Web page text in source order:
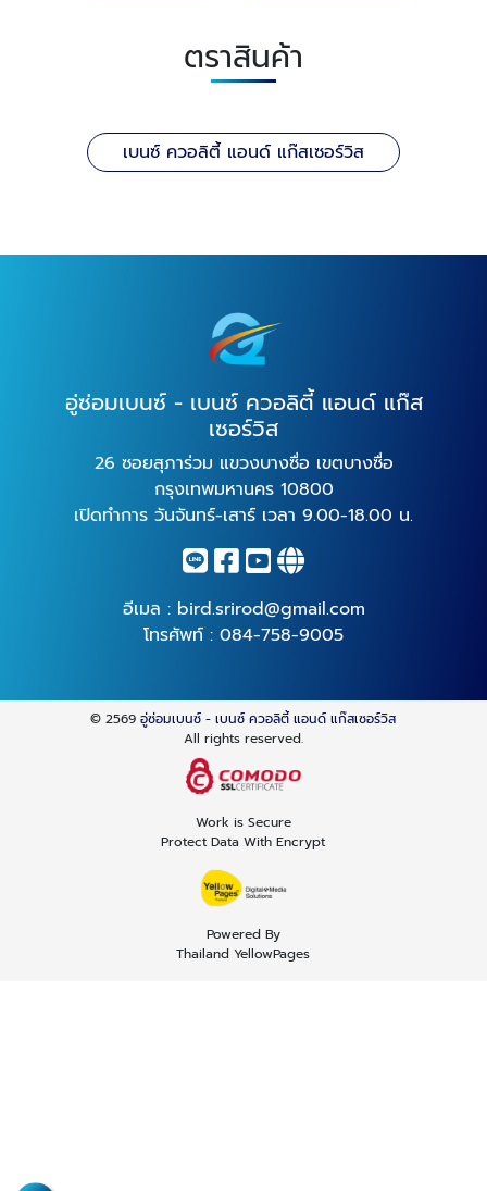
ตราสินค้า
เบนซ์ ควอลิตี้ แอนด์ แก๊สเซอร์วิส
อู่ซ่อมเบนซ์ - เบนซ์ ควอลิตี้ แอนด์ แก๊ส
เซอร์วิส
26 ซอยสุภาร่วม แขวงบางซื่อ เขตบางซื่อ
กรุงเทพมหานคร 10800
เปิดทำการ วันจันทร์-เสาร์ เวลา 9.00-18.00 น.
อีเมล : bird.srirod@gmail.com
โทรศัพท์ : 084-758-9005
© 2569อู่ซ่อมเบนซ์ - เบนซ์ ควอลิตี้ แอนด์ แก๊สเซอร์วิส
All rights reserved.
Work is Secure
Protect Data With Encrypt
Powered By
Thailand YellowPages